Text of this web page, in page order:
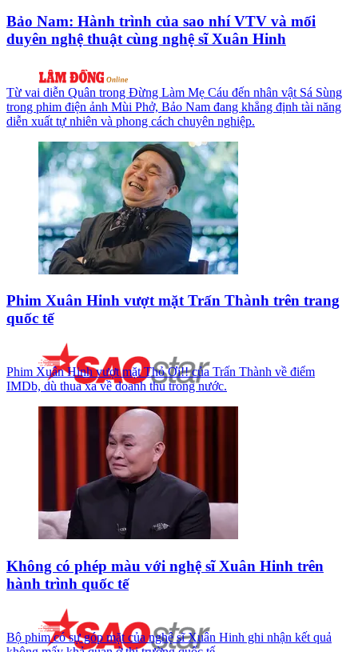
Bảo Nam: Hành trình của sao nhí VTV và mối
duyên nghệ thuật cùng nghệ sĩ Xuân Hinh
Từ vai diễn Quân trong Đừng Làm Mẹ Cáu đến nhân vật Sá Sùng
trong phim điện ảnh Mùi Phở, Bảo Nam đang khẳng định tài năng
diễn xuất tự nhiên và phong cách chuyên nghiệp.
Phim Xuân Hinh vượt mặt Trấn Thành trên trang
quốc tế
Phim Xuân Hinh vượt mặt Thỏ Ơi!! của Trấn Thành về điểm
IMDb, dù thua xa về doanh thu trong nước.
Không có phép màu với nghệ sĩ Xuân Hinh trên
hành trình quốc tế
Bộ phim có sự góp mặt của nghệ sĩ Xuân Hinh ghi nhận kết quả